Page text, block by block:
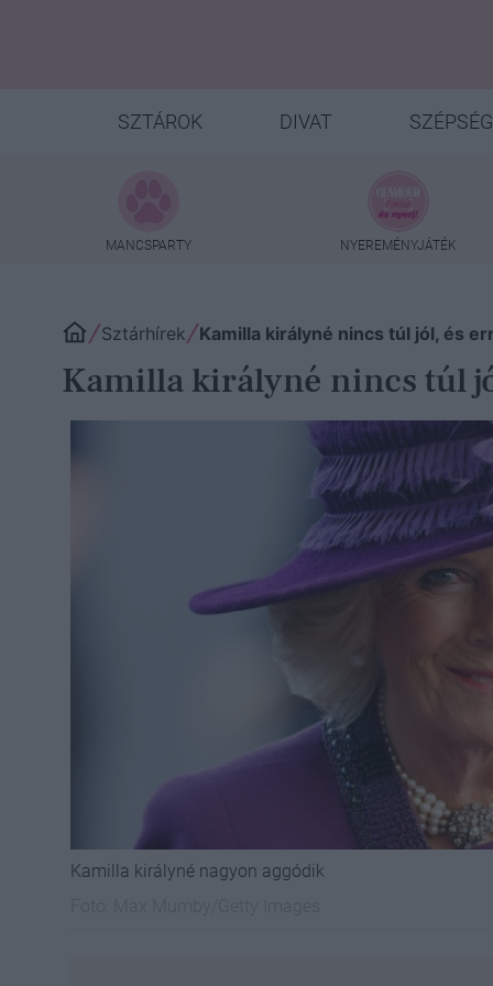
SZTÁROK DIVAT SZÉPSÉG
MANCSPARTY NYEREMÉNYJÁTÉK
Sztárhírek Kamilla királyné nincs túl jól, és
Kamilla királyné nincs túl
Kamilla királyné nagyon aggódik